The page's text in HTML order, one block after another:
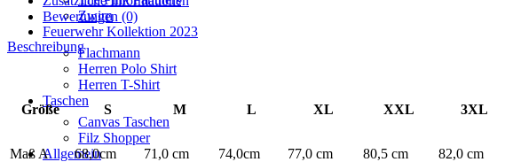
Zwirn
Feuerwehr Kollektion 2023
Flachmann
Herren Polo Shirt
Herren T-Shirt
Taschen
Canvas Taschen
Filz Shopper
Allgemein
Menge
Bewertungen (0)
Beschreibung
Größe S M L XL XXL 3XL
Maß A 68,0cm 71,0 cm 74,0cm 77,0 cm 80,5 cm 82,0 cm